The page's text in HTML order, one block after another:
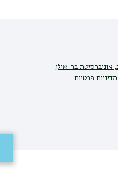
אוניברסיטת בר-אילן
מדיניות פרטיות